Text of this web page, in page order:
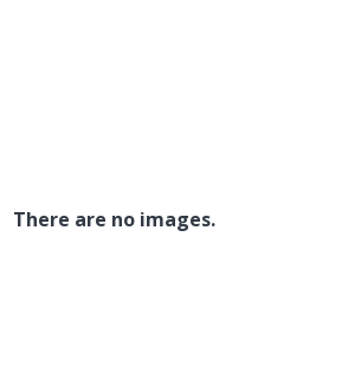
There are no images.